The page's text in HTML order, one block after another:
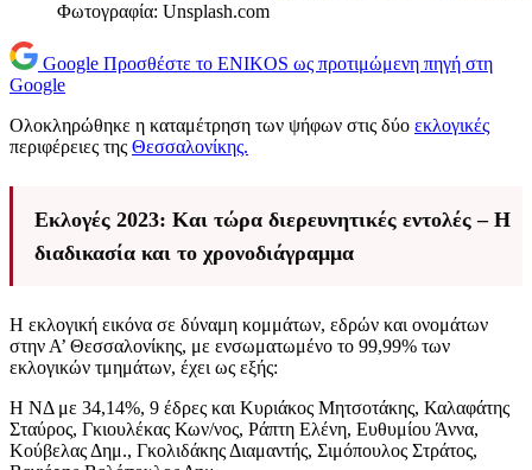
Φωτογραφία: Unsplash.com
Google Προσθέστε το ENIKOS ως προτιμώμενη πηγή στη
Google
Ολοκληρώθηκε η καταμέτρηση των ψήφων στις δύο εκλογικές
περιφέρειες της Θεσσαλονίκης.
Εκλογές 2023: Και τώρα διερευνητικές εντολές – Η
διαδικασία και το χρονοδιάγραμμα
Η εκλογική εικόνα σε δύναμη κομμάτων, εδρών και ονομάτων
στην Α’ Θεσσαλονίκης, με ενσωματωμένο το 99,99% των
εκλογικών τμημάτων, έχει ως εξής:
Η ΝΔ με 34,14%, 9 έδρες και Κυριάκος Μητσοτάκης, Καλαφάτης
Σταύρος, Γκιουλέκας Κων/νος, Ράπτη Ελένη, Ευθυμίου Άννα,
Κούβελας Δημ., Γκολιδάκης Διαμαντής, Σιμόπουλος Στράτος,